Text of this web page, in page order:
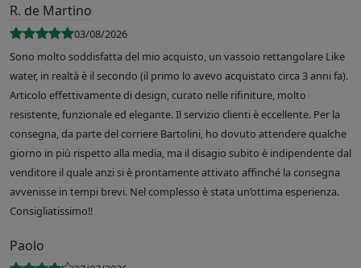
R. de Martino
03/08/2026
Sono molto soddisfatta del mio acquisto, un vassoio rettangolare Like
water, in realtà è il secondo (il primo lo avevo acquistato circa 3 anni fa).
Articolo effettivamente di design, curato nelle rifiniture, molto
resistente, funzionale ed elegante. Il servizio clienti è eccellente. Per la
consegna, da parte del corriere Bartolini, ho dovuto attendere qualche
giorno in più rispetto alla media, ma il disagio subito è indipendente dal
venditore il quale anzi si è prontamente attivato affinché la consegna
avvenisse in tempi brevi. Nel complesso è stata un’ottima esperienza.
Consigliatissimo!!
Paolo